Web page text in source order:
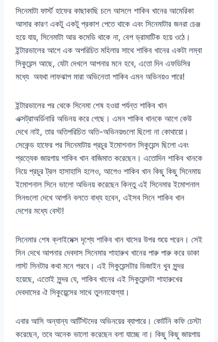
সিনেমাটা ফার্স্ট হাফের কাছাকাছি চলে আসলে শাকিব খানের আমেরিকা
আসার কারণ একটু একটু প্রকাশ পেতে থাকে এবং সিনেমাটার জনরা চেঞ্জ
হয়ে যায়, সিনেমাটা আর কমেডি থাকে না, বেশ ড্রামাটিক হয়ে ওঠে।
ইন্টারভালের আগে এক অপরিচিত মহিলার সাথে শাকিব খানের একটা লম্বা
সিকুয়েন্স আছে, যেটা দেখলে আপনার মনে হবে, এতো দিন এফডিসির
মধ্যে অযথা লাফঝাপ মারা অভিনেতা শাকিব এমন অভিনয়ও পারে!
ইন্টারভালের পর থেকে সিনেমা শেষ হওয়া পর্যন্ত শাকিব খান
এক্সট্রাঅর্ডিনারি অভিনয় করে গেছে। এমন শাকিব খানকে আগে কেউ
দেখে নাই, তার অতিপরিচিত অতি-অভিনয়গুলো ছিলো না কোথায়ো।
সেকেন্ড হাফের পর সিনেমাটায় প্রচুর ইমোশনাল সিকুয়েন্স ছিলো এবং
প্রত্যেক জায়গায় শাকিব খান বাজিমাত করেছেন। এতোদিন শাকিব খানকে
নিয়ে প্রচুর ট্রল হাসাহাসি হলেও, আগেও শাকিব খান কিছু কিছু সিনেমায়
ইমোশনাল সিনে ভালো অভিনয় করেছেন কিন্তু এই সিনেমার ইমোশনাল
সিনগুলো দেখে আপনি বলতে বাধ্য হবেন, এইসব সিনে শাকিব খান
দেশের মধ্যে বেস্ট!
সিনেমার শেষ ক্লাইমেক্স দৃশ্যে শাকিব খান ঘাসের উপর শুয়ে পরেন। সেই
সিন দেখে আপনার দেবদাস সিনেমার শাহারুখ খানের পারু পারু করে ডাকা
লাস্ট সিনটার কথা মনে পরবে। এই সিকুয়েন্সটার ডিজাইন খুব সুন্দর
হয়েছে, এতোই সুন্দর যে, শাকিব খানের এই সিকুয়েন্সটা শাহারুখের
দেবদাসের ঐ সিকুয়েন্সের সাথে তুলনাযোগ্যা।
এবার আসি অন্যান্য আর্টিস্টদের অভিনয়ের ব্যাপারে। কোর্টনি কফি চেস্টা
করেছেন, তবে অনেক ভালো করেছেন বলা যাচ্ছে না। কিছু কিছু জায়গায়